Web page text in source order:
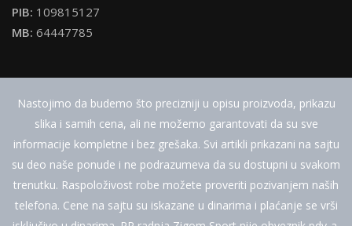
PIB: 109815127
MB: 64447785
Nastojimo da budemo što precizniji u opisu proizvoda, prikazu
slika i samih cena, ali ne možemo garantovati da su sve
informacije kompletne i bez grešaka. Svi artikli prikazani na sajtu
su deo naše ponude i ne podrazumeva da su dostupni u svakom
trenutku. Raspoloživost robe možete proveriti pozivanjem naših
telefona. Cene na sajtu su iskazane u dinarima i plaćanje se vrši